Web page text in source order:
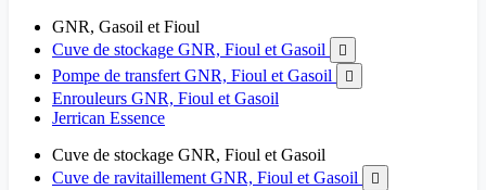
GNR, Gasoil et Fioul
Cuve de stockage GNR, Fioul et Gasoil

Pompe de transfert GNR, Fioul et Gasoil 
Enrouleurs GNR, Fioul et Gasoil
Jerrican Essence
Cuve de stockage GNR, Fioul et Gasoil
Cuve de ravitaillement GNR, Fioul et Gasoil
